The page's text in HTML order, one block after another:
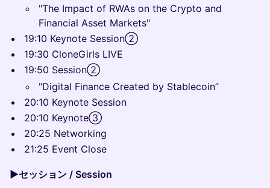
"The Impact of RWAs on the Crypto and
Financial Asset Markets"
19:10 Keynote Session②
19:30 CloneGirls LIVE
19:50 Session②
"Digital Finance Created by Stablecoin”
20:10 Keynote Session
20:10 Keynote③
20:25 Networking
21:25 Event Close
▶️セッション / Session